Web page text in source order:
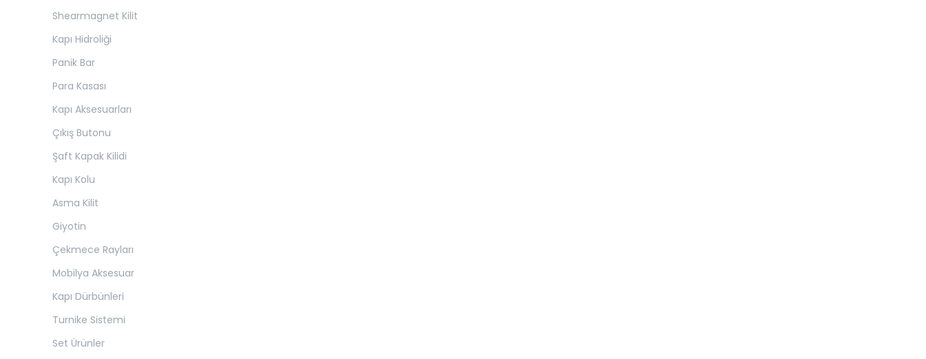
Shearmagnet Kilit
Kapı Hidroliği
Panik Bar
Para Kasası
Kapı Aksesuarları
Çıkış Butonu
Şaft Kapak Kilidi
Kapı Kolu
Asma Kilit
Giyotin
Çekmece Rayları
Mobilya Aksesuar
Kapı Dürbünleri
Turnike Sistemi
Set Ürünler